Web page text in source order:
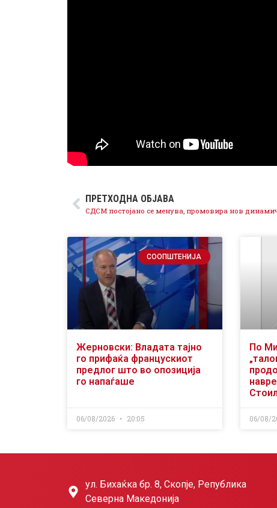
ПРЕТХОДНА ОБЈАВА
СООПШТЕНИЈА
Жерновски: Владата тајно
го прифаќа францускиот
предлог што во опозиција
го напаѓаше
06/08/2026 20:05
По
06/08/
ул. Бихаќка бр. 8, Скопје, Република
Северна Македонија